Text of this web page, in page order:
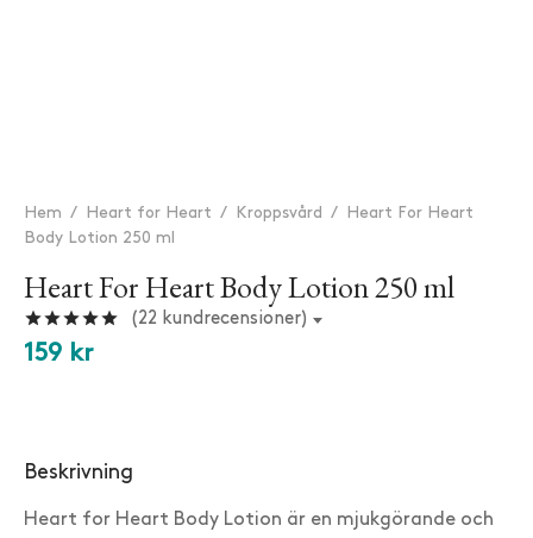
Hem / Heart for Heart / Kroppsvård /
Heart For Heart
Body Lotion 250 ml
Heart For Heart Body Lotion 250 ml
Betygsattav 5 baserat på
(22 kundrecensioner)
★★ ★★
★ ★★ ★ ★
"Bra lotion som inte kladdar!!"
159 kr
Beskrivning
Heart for Heart Body Lotion är en mjukgörande och